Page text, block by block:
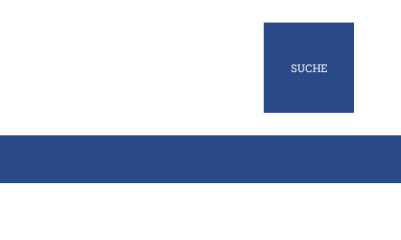
SUCHE